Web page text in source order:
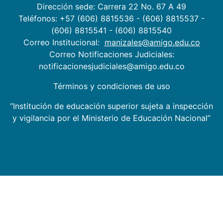
Dirección sede: Carrera 22 No. 67 A 49
Teléfonos: +57 (606) 8815536 - (606) 8815537 -
(606) 8815541 - (606) 8815540
Correo Institucional: manizales@amigo.edu.co
Correo Notificaciones Judiciales:
notificacionesjudiciales@amigo.edu.co
Términos y condiciones de uso
“Institución de educación superior sujeta a inspección
y vigilancia por el Ministerio de Educación Nacional”